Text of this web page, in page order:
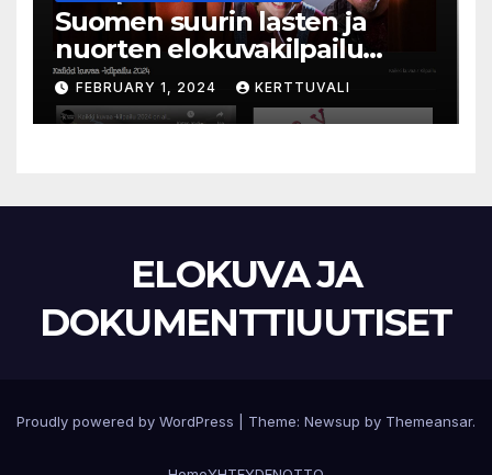
Suomen suurin lasten ja
nuorten elokuvakilpailu
alkaa – suojelijana Aki
Kaurismäki
FEBRUARY 1, 2024 KERTTUVALI
ELOKUVA JA
DOKUMENTTIUUTISET
Proudly powered by WordPress Theme: Newsup by Themeansar.